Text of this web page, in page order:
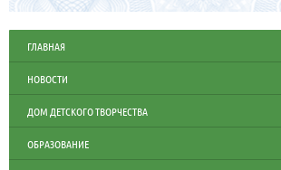
ГЛАВНАЯ
НОВОСТИ
ДОМ ДЕТСКОГО ТВОРЧЕСТВА
ОБРАЗОВАНИЕ